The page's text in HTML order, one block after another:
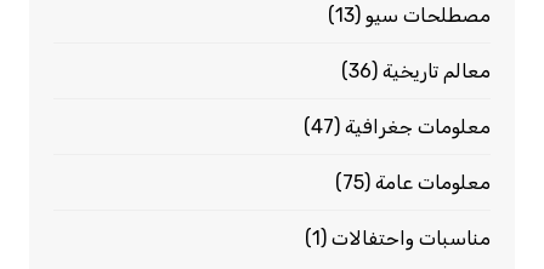
مصطلحات سيو(13)
معالم تاريخية(36)
معلومات جغرافية(47)
معلومات عامة(75)
مناسبات واحتفالات(1)